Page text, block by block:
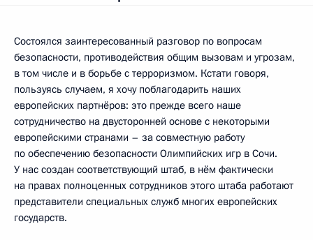
Состоялся заинтересованный разговор по вопросам
безопасности, противодействия общим вызовам и угрозам,
в том числе и в борьбе с терроризмом. Кстати говоря,
пользуясь случаем, я хочу поблагодарить наших
европейских партнёров: это прежде всего наше
сотрудничество на двусторонней основе с некоторыми
европейскими странами – за совместную работу
по обеспечению безопасности Олимпийских игр в Сочи.
У нас создан соответствующий штаб, в нём фактически
на правах полноценных сотрудников этого штаба работают
представители специальных служб многих европейских
государств.